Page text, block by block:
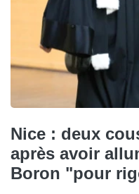
Nice : deux
après avoir
Boron "pour